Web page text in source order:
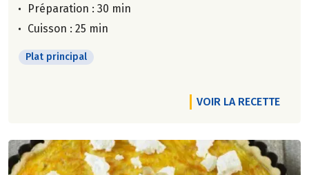
Préparation : 30 min
Cuisson : 25 min
Plat principal
VOIR LA RECETTE